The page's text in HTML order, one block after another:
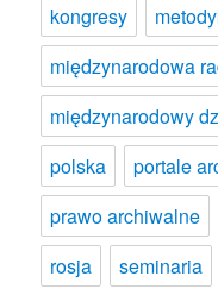
kongresy
międzynarodowa
międzynarodowy
polska
portale
prawo archiwalne
rosja
seminaria